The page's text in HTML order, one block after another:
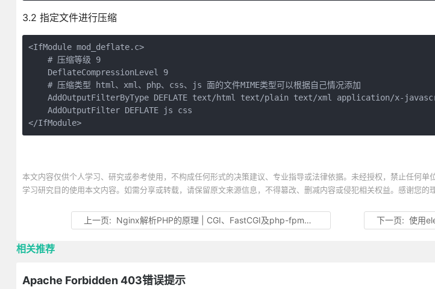
3.2 指定文件进行压缩
<IfModule mod_deflate.c>
    # 压缩等级 9
    DeflateCompressionLevel 9
    # 压缩类型 html、xml、php、css、js 面的文件MIME类型可以根据自己情况添加
AddOutputFilterByType DEFLATE text/html text/plain text/xml application/x-
    AddOutputFilter DEFLATE js css
</IfModule>
本文内容仅供个人学习、研究或参考使用，不构成任何形式的决策建议、专业指导或法律依据。未经授权，禁止任何单
学习研究目的使用本文内容。如需分享或转载，请保留原文来源信息，不得篡改、删减内容或侵犯相关权益。感谢您的
上一页: Nginx解析PHP的原理 | CGI、FastCGI及php-fpm的关系 下一页: 使用
相关推荐
Apache Forbidden 403错误提示